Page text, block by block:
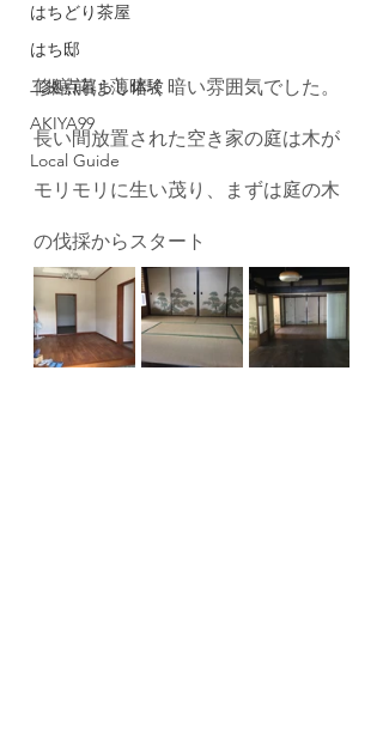
はちどり茶屋
はち邸
二拠点暮らし体験
AKIYA99
Local Guide
修繕前は薄暗く暗い雰囲気でした。
長い間放置された空き家の庭は木が
モリモリに生い茂り、まずは庭の木
の伐採からスタート